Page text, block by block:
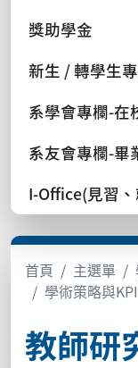
獎助學金
新生 / 轉學生
系學會專欄-在
系友會專欄-畢
I-Office(見習
首頁 主選單
學術策略與KPI
教師研